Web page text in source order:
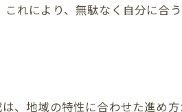
れにより、無駄なく自分に合
、地域の特性に合わせた進め